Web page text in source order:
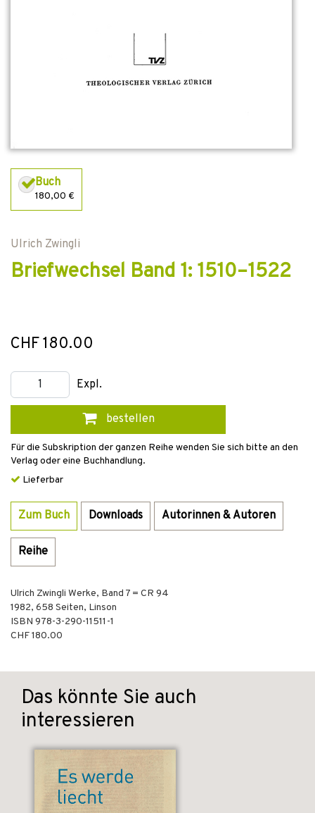
Buch
180,00 €
Ulrich Zwingli
Briefwechsel Band 1: 1510–1522
CHF 180.00
Expl.
bestellen
Für die Subskription der ganzen Reihe wenden Sie sich bitte an den
Verlag oder eine Buchhandlung.
Lieferbar
Zum Buch Downloads Autorinnen & Autoren
Reihe
Ulrich Zwingli Werke, Band 7 = CR 94
1982, 658 Seiten, Linson
ISBN 978-3-290-11511-1
CHF 180.00
Das könnte Sie auch
interessieren